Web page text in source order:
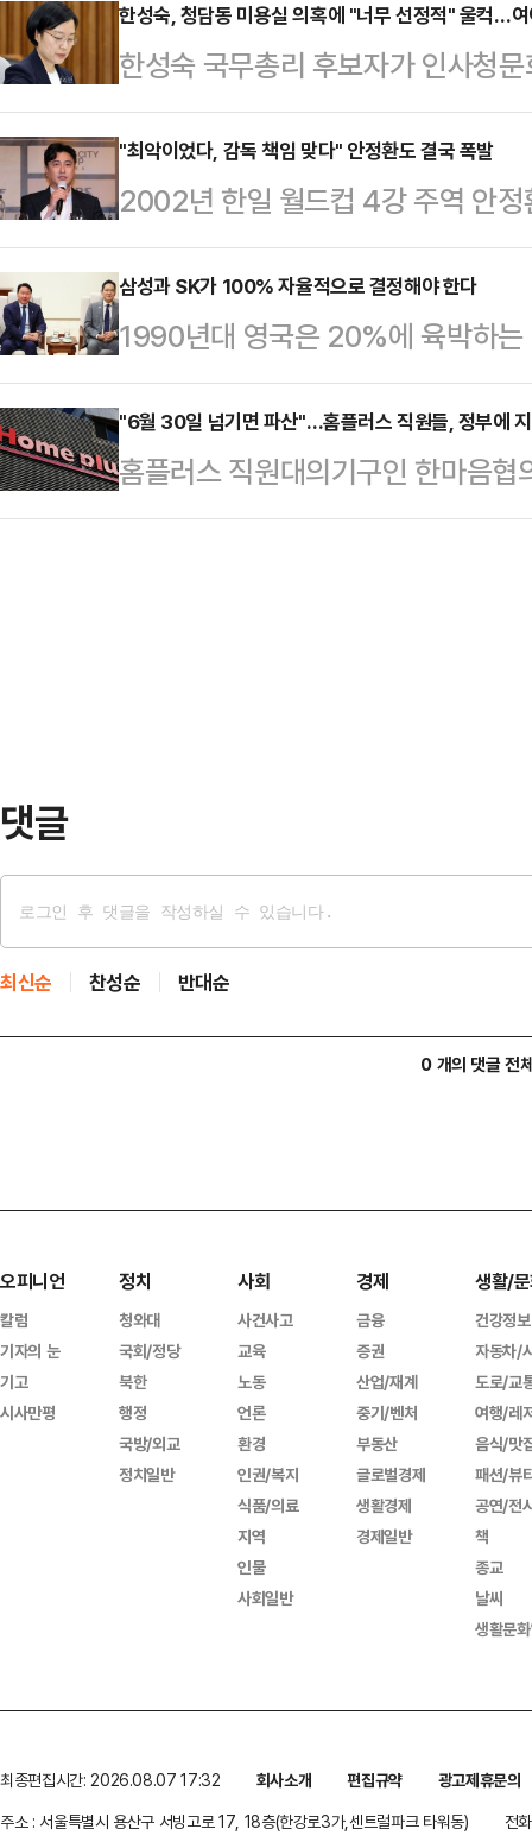
정당의 텃밭인 탓에 '지역 특혜' 의
사태의 배후로 김용범 청와대 정책
최고위원은 26일 국회에서 기자회
지역감정의 늪으로 끌고 가는 김 실
SK하이닉스가 호남에 대규모 반도
혹이 커지고 있기 때문"이…
한성숙, 청담동 미용실 의혹에 "너무 선정적" 울컥…
한성숙 국무총리 후보자가 인사청
두고 "수용하기 어렵다"며 울컥하
리를 손질해온 미용실 원장이라는
하게 반박한 것이다.한성숙 후보자
민의힘 의원이 강남구 역삼동 오피
담당해온 미용실 원장"이라며 "후
대가성 특혜를 준 것인가. 우회 증
나섰다.한 후보자는 …
"최악이었다, 감독 책임 맞다" 안정환도 결국 폭발
2002년 한일 월드컵 4강 주역 안
국과의 2026 북중미 월드컵 A조
쓴소리를 쏟아냈다.안정환은 25일
3경기 중 최악이었다"며 대표팀의
체를 느끼지 못했다"며 "결국 팀을
은 불가피하다"고 작심 발언을 이
함이 없었다. '졌잘싸'도 아니다"라
느껴졌다"고 …
삼성과 SK가 100% 자율적으로 결정해야 한다
1990년대 영국은 20%에 육박하는
기업을 유치했다. 당시만 해도 글로
북부의 티사이드에, LG전자도 잉
전공장을 설립했다. 현대전자(지금
에 36억 달러 규모의 메모리 반도
"6월 30일 넘기면 파산"…홈플러스 직원들, 정부에
홈플러스 직원대의기구인 한마음
에 홈플러스 파산을 막기 위한 지원
댓글
최신순 찬성순 반대순
0 개의 댓글 전
오피니언
칼럼
기자의 눈
기고
시사만평
정치
청와대
국회/정당
북한
행정
국방/외교
정치일반
사회
사건사고
교육
노동
언론
환경
인권/복지
식품/의료
지역
인물
사회일반
경제
금융
증권
산업/재계
중기/벤처
부동산
글로벌경제
생활경제
경제일반
생활/
건강정보
자동차/
도로/교
여행/레
음식/맛
패션/뷰
공연/전
책
종교
날씨
생활문
최종편집시간: 2026.08.07 17:32 회사소개 편집규약
광고제휴문의
주소 : 서울특별시 용산구 서빙고로 17, 18층(한강로3가,센트럴파크 타워동)
전